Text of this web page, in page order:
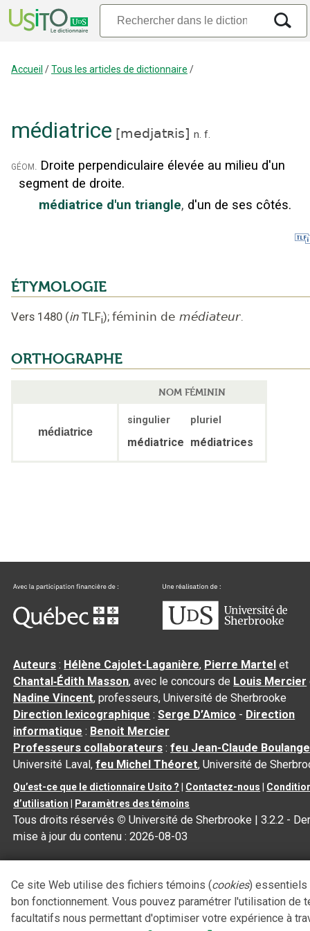
Accueil /Tous les articles de dictionnaire /
médiatrice [medjatʀis] n. f.
géom. Droite perpendiculaire élevée au milieu d'un
segment de droite.
médiatrice d'un triangle, d'un de ses côtés.
ÉTYMOLOGIE
Vers 1480 (in TLFi); féminin de médiateur.
ORTHOGRAPHE
NOM FÉMININ
médiatrice
singulier pluriel
médiatrice médiatrices
Auteurs : Hélène Cajolet-Laganière, Pierre Martel et
Chantal‑Édith Masson, avec le concours de Louis Mercier
Nadine Vincent, professeurs, Université de Sherbrooke
Direction lexicographique :Serge D’Amico - Direction
informatique : Benoit Mercier
Professeurs collaborateurs :feu Jean-Claude
Université Laval,feu Michel Théoret, Université de
Qu’est-ce que le dictionnaire Usito ? Contactez-nous
d’utilisation
Paramètres des témoins
Tous droits réservés © Université de Sherbrooke |3.2.2 -
mise à jour du contenu :2026-08-03
Ce site Web utilise des fichiers témoins (cookies) essentiels
bon fonctionnement. Vous pouvez paramétrer l'utilisation de
facultatifs nous permettant d'optimiser votre expérience à